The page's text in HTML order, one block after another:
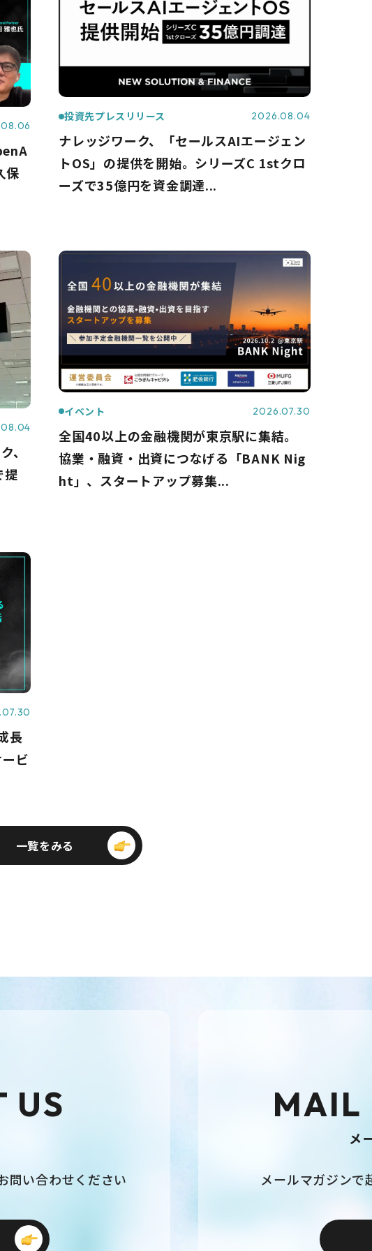
保
投資先プレスリリース 2026.08.04
ナレッジワーク、「セールスAIエージェン
トOS」の提供を開始。シリーズC 1stクロ
ーズで35億円を資金調達...
、
提
イベント 2026.07.30
全国40以上の金融機関が東京駅に集結。
協業・融資・出資につなげる「BANK Nig
ht」、スタートアップ募集...
長
ビ
一覧をみる
US
問い合わせください
MAIL
メ
メールマガジンで